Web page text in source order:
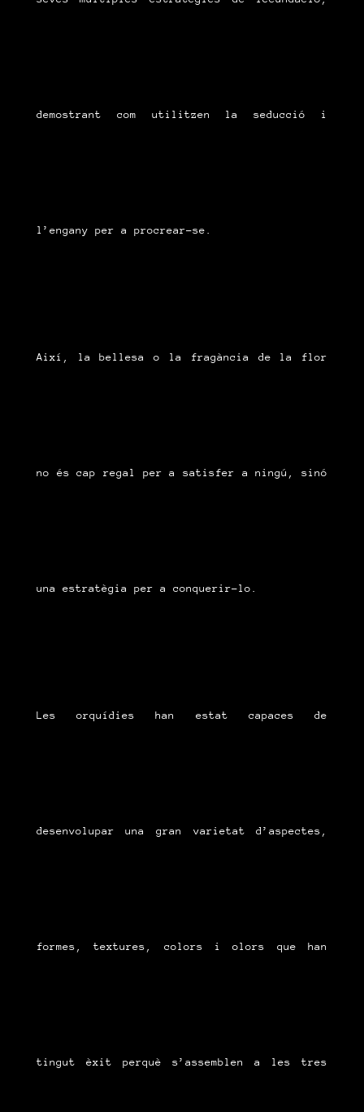
demostrant com utilitzen la seducció i
l’engany per a procrear-se.
Així, la bellesa o la fragància de la flor
no és cap regal per a satisfer a ningú, sinó
una estratègia per a conquerir-lo.
Les orquídies han estat capaces de
desenvolupar una gran varietat d’aspectes,
formes, textures, colors i olors que han
tingut èxit perquè s’assemblen a les tres